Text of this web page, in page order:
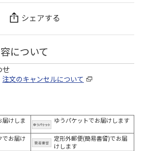
シェアする
について
せ
注文のキャンセルについて
届けしま
ゆうパケットでお届けします
でお届け
定形外郵便(簡易書留)でお届
けします